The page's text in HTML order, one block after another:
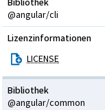
@angular/cli
Lizenzinformationen
LICENSE
Bibliothek
@angular/common